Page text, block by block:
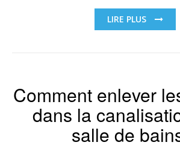
LIRE PLUS
Comment enlever
dans la
salle de